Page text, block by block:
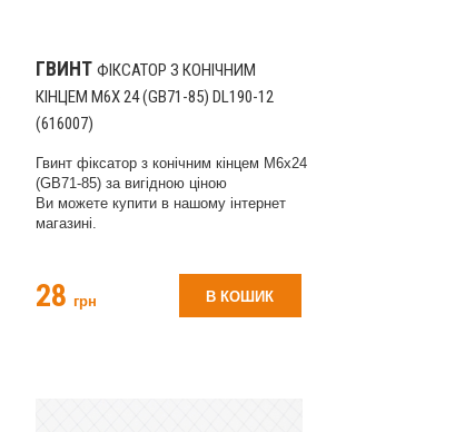
ГВИНТ ФІКСАТОР З КОНІЧНИМ
КІНЦЕМ M6X 24 (GB71-85) DL190-12
(616007)
Гвинт фіксатор з конічним кінцем M6x24
(GB71-85) за вигідною ціною
Ви можете купити в нашому інтернет
магазині.
28 грн В КОШИК